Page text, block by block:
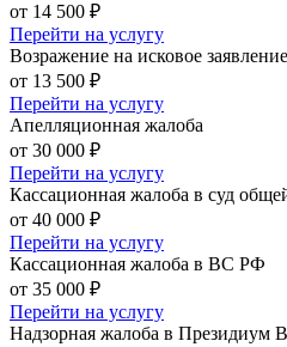
от 14 500 ₽
Перейти на услугу
Возражение на исковое заявление
от 13 500 ₽
Перейти на услугу
Апелляционная жалоба
от 30 000 ₽
Перейти на услугу
Кассационная жалоба в суд
от 40 000 ₽
Перейти на услугу
Кассационная жалоба в ВС РФ
от 35 000 ₽
Перейти на услугу
Надзорная жалоба в Президиум